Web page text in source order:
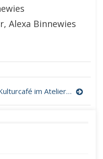
Alexa Binnewies
Kulturcafé im Ateliergarten